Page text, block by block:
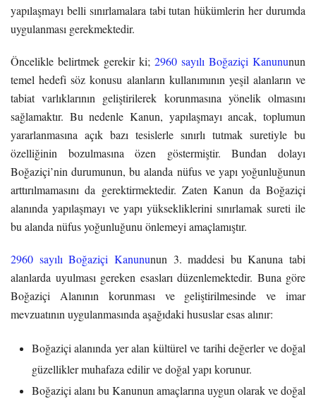
yapılaşmayı belli sınırlamalara tabi tutan hükümlerin her durumda
uygulanması gerekmektedir.
Öncelikle belirtmek gerekir ki; 2960 sayılı Boğaziçi Kanununun
temel hedefi söz konusu alanların kullanımının yeşil alanların ve
tabiat varlıklarının geliştirilerek korunmasına yönelik olmasını
sağlamaktır. Bu nedenle Kanun, yapılaşmayı ancak, toplumun
yararlanmasına açık bazı tesislerle sınırlı tutmak suretiyle bu
özelliğinin bozulmasına özen göstermiştir. Bundan dolayı
Boğaziçi’nin durumunun, bu alanda nüfus ve yapı yoğunluğunun
arttırılmamasını da gerektirmektedir. Zaten Kanun da Boğaziçi
alanında yapılaşmayı ve yapı yüksekliklerini sınırlamak sureti ile
bu alanda nüfus yoğunluğunu önlemeyi amaçlamıştır.
2960 sayılı Boğaziçi Kanununun 3. maddesi bu Kanuna tabi
alanlarda uyulması gereken esasları düzenlemektedir. Buna göre
Boğaziçi Alanının korunması ve geliştirilmesinde ve imar
mevzuatının uygulanmasında aşağıdaki hususlar esas alınır:
Boğaziçi alanında yer alan kültürel ve tarihi değerler ve doğal
güzellikler muhafaza edilir ve doğal yapı korunur.
Boğaziçi alanı bu Kanunun amaçlarına uygun olarak ve doğal